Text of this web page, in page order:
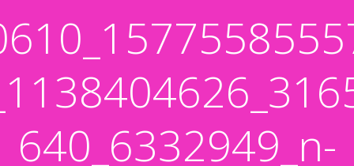
640_6332949_n-